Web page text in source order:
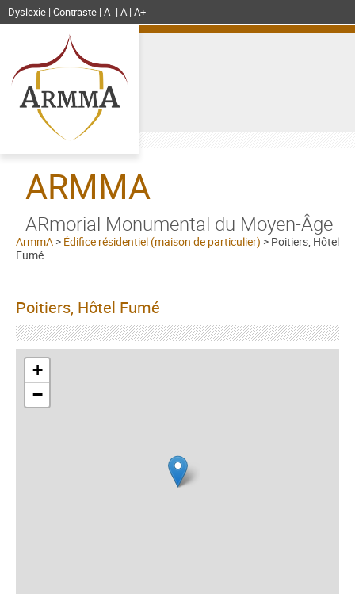
Dyslexie Contraste A- A A+
ARMMA
ARmorial Monumental du Moyen-Âge
ArmmA > Édifice résidentiel (maison de particulier) > Poitiers, Hôtel
Fumé
Poitiers, Hôtel Fumé
+
−